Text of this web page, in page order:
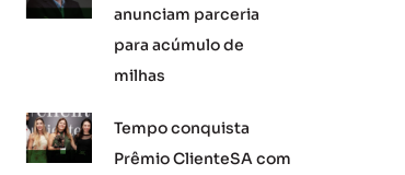
anunciam parceria
para acúmulo de
milhas
Tempo conquista
Prêmio ClienteSA com